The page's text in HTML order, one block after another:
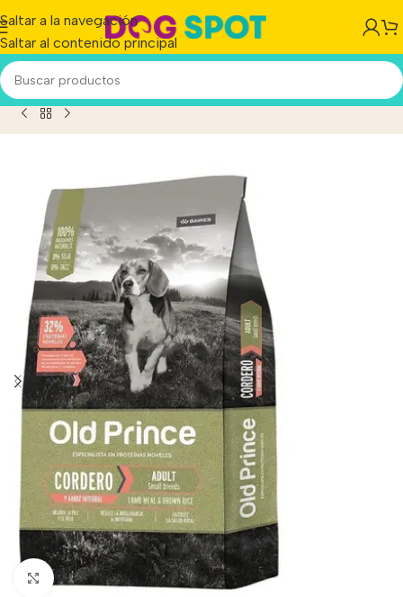
Saltar a la navegación
Saltar al contenido principal
De Raza Pequeña Sabor Cordero En Bolsa De 7.5 kg
Haga clic para ampliar